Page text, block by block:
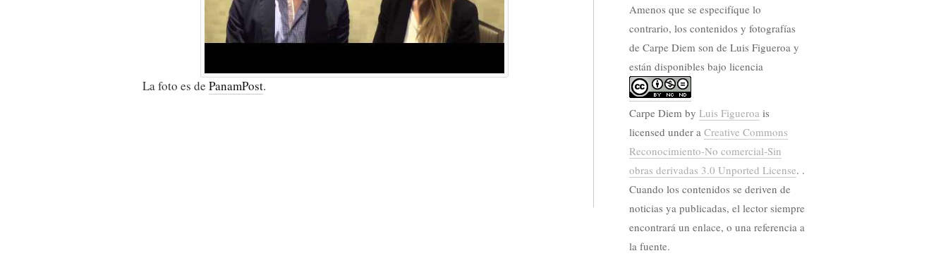
La foto es de PanamPost.
Amenos que se especifíque lo
contrario, los contenidos y fotografías
de Carpe Diem son de Luis Figueroa y
están disponibles bajo licencia
Carpe Diem by Luis Figueroa is
licensed under a Creative Commons
Reconocimiento-No comercial-Sin
obras derivadas 3.0 Unported License. .
Cuando los contenidos se deriven de
noticias ya publicadas, el lector siempre
encontrará un enlace, o una referencia a
la fuente.